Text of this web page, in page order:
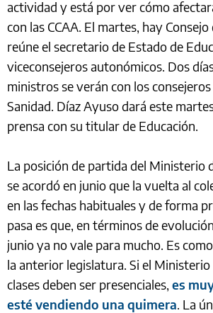
actividad y está por ver cómo
con las CCAA. El martes, hay
reúne el secretario de Estado de
viceconsejeros autonómicos. Dos
ministros se verán con los
Sanidad. Díaz Ayuso dará este
prensa con su titular de Educación.
La posición de partida del Ministerio
se acordó en junio que la vuelta al
en las fechas habituales y de forma
pasa es que, en términos de
junio ya no vale para mucho. Es
la anterior legislatura. Si el Ministerio
clases deben ser presenciales, es
esté vendiendo una quimera. La